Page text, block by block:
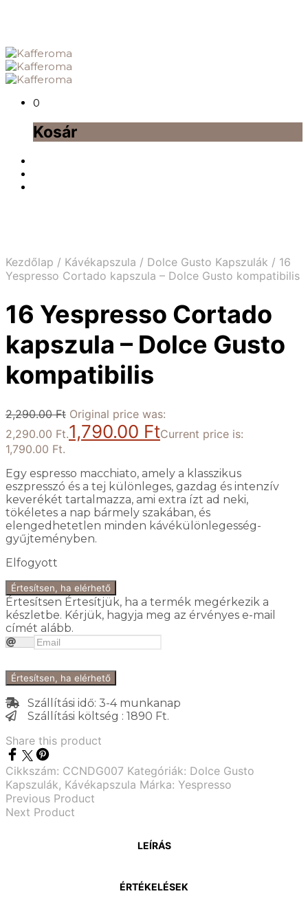
0
Kosár
Kezdőlap / Kávékapszula / Dolce Gusto Kapszulák / 16
Yespresso Cortado kapszula – Dolce Gusto kompatibilis
16 Yespresso Cortado
kapszula – Dolce Gusto
kompatibilis
2,290.00Ft Original price was:
2,290.00 Ft.1,790.00 FtCurrent price is:
1,790.00 Ft.
Egy espresso macchiato, amely a klasszikus
eszpresszó és a tej különleges, gazdag és intenzív
keverékét tartalmazza, ami extra ízt ad neki,
tökéletes a nap bármely szakában, és
elengedhetetlen minden kávékülönlegesség-
gyűjteményben.
Elfogyott
Értesítsen, ha elérhető
Értesítsen Értesítjük, ha a termék megérkezik a
készletbe. Kérjük, hagyja meg az érvényes e-mail
címét alább.
Értesítsen, ha elérhető
Szállítási idő: 3-4 munkanap
Szállítási költség : 1890 Ft.
Share this product
Cikkszám: CCNDG007 Kategóriák: Dolce Gusto
Kapszulák, Kávékapszula Márka: Yespresso
Previous Product
Next Product
LEÍRÁS
ÉRTÉKELÉSEK